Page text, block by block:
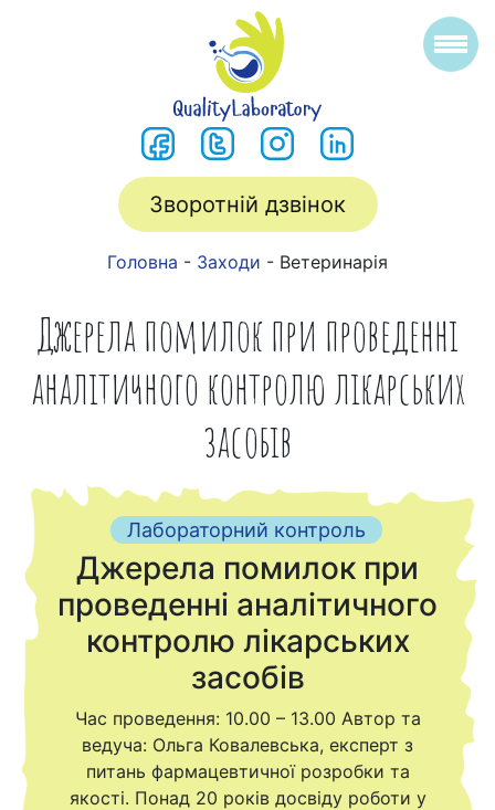
Зворотній дзвінок
Головна - Заходи - Ветеринарія
Джерела помилок при проведенні
аналітичного контролю лікарських
засобів
Лабораторний контроль
Джерела помилок при
проведенні аналітичного
контролю лікарських
засобів
Час проведення: 10.00 – 13.00 Автор та
ведуча: Ольга Ковалевська, експерт з
питань фармацевтичної розробки та
якості. Понад 20 років досвіду роботи у